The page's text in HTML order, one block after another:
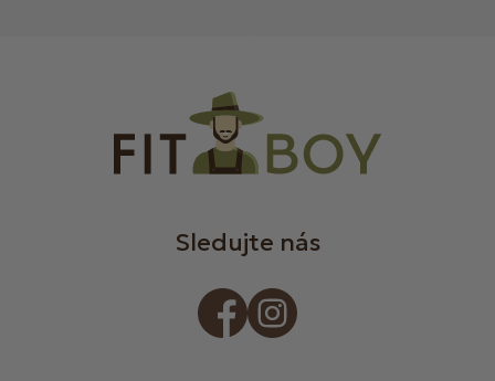
Sledujte nás